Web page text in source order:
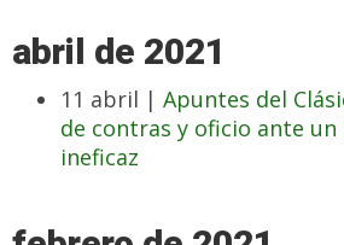
abril de 2021
11 abril | Apuntes del
de contras y oficio ante un
ineficaz